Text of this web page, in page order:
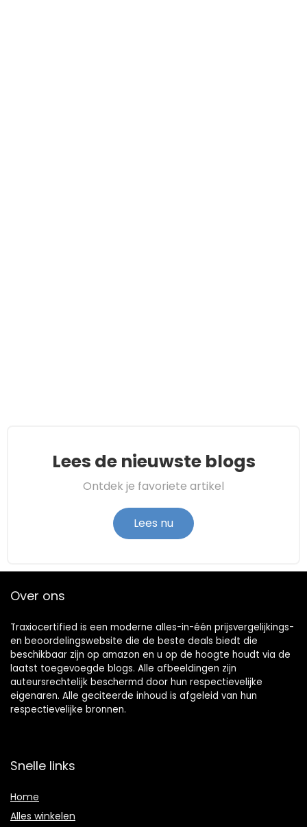
Lees de nieuwste blogs
Ontdek je favoriete artikel
Lees nu
Over ons
Traxiocertified is een moderne alles-in-één prijsvergelijkings-
en beoordelingswebsite die de beste deals biedt die
beschikbaar zijn op amazon en u op de hoogte houdt via de
laatst toegevoegde blogs. Alle afbeeldingen zijn
auteursrechtelijk beschermd door hun respectievelijke
eigenaren. Alle geciteerde inhoud is afgeleid van hun
respectievelijke bronnen.
Snelle links
Home
Alles winkelen